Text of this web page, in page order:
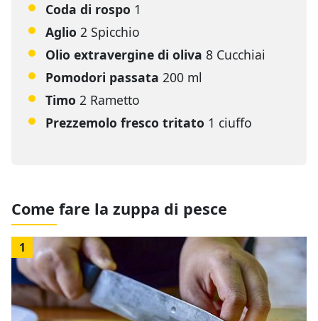
Coda di rospo 1
Aglio 2 Spicchio
Olio extravergine di oliva 8 Cucchiai
Pomodori passata 200 ml
Timo 2 Rametto
Prezzemolo fresco tritato 1 ciuffo
Come fare la zuppa di pesce
1